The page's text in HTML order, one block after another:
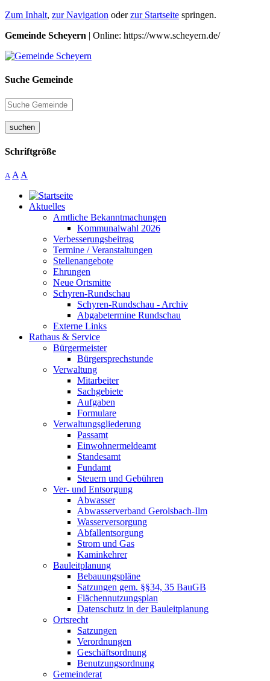
Zum Inhalt, zur Navigation oderzur Startseite springen.
Gemeinde Scheyern | Online: https://www.scheyern.de/
Suche Gemeinde
suchen
Schriftgröße
A A A
Aktuelles
Amtliche Bekanntmachungen
Kommunalwahl 2026
Verbesserungsbeitrag
Termine / Veranstaltungen
Stellenangebote
Ehrungen
Neue Ortsmitte
Schyren-Rundschau
Schyren-Rundschau - Archiv
Abgabetermine Rundschau
Externe Links
Rathaus & Service
Bürgermeister
Bürgersprechstunde
Verwaltung
Mitarbeiter
Sachgebiete
Aufgaben
Formulare
Verwaltungsgliederung
Passamt
Einwohnermeldeamt
Standesamt
Fundamt
Steuern und Gebühren
Ver- und Entsorgung
Abwasser
Abwasserverband Gerolsbach-Ilm
Wasserversorgung
Abfallentsorgung
Strom und Gas
Kaminkehrer
Bauleitplanung
Bebauungspläne
Satzungen gem. §§34, 35 BauGB
Flächennutzungsplan
Datenschutz in der Bauleitplanung
Ortsrecht
Satzungen
Verordnungen
Geschäftsordnung
Benutzungsordnung
Gemeinderat